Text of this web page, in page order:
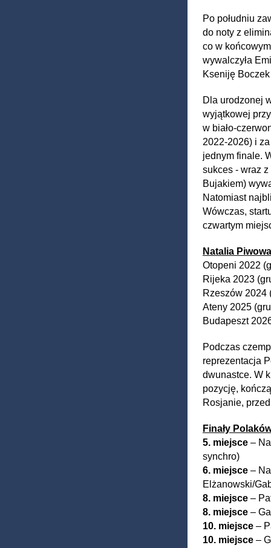
Po południu
do noty z
co w
wywalczyła
Kseniję
Dla urodzonej
wyjątkowej
w biało-
2022-2026) i
jednym finale.
sukces - wraz
Bujakiem)
Natomiast
Wówczas,
czwartym
Natalia
Otopeni 2022
Rijeka 2023
Rzeszów 2024
Ateny 2025
Budapeszt
Podczas
reprezentacja
dwunastce. W
pozycję,
Rosjanie,
Finały
5. miejsce –
synchro)
6. miejsce –
Elżanowski/
8. miejsce –
8. miejsce –
10. miejsce –
10. miejsce –